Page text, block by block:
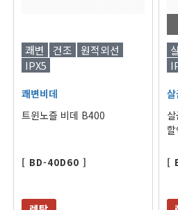
쾌변 건조
원적외선
IPX5
쾌변비데
트윈노즐 비데 B400
[ BD-40D60 ] [